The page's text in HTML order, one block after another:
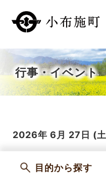
行事・イベント
2026年 6月 27日 (土
目的から探す